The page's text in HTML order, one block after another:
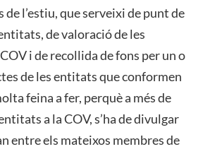
de l’estiu, que serveixi de punt de
de valoració de les
i de recollida de fons per un o
de les entitats que conformen
feina a fer, perquè a més de
a la COV, s’ha de divulgar
entre els mateixos membres de